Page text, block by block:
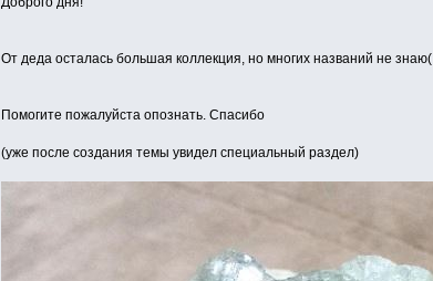
От деда осталась большая коллекция, но многих названий не знаю(
Помогите пожалуйста опознать. Спасибо
(уже после создания темы увидел специальный раздел)